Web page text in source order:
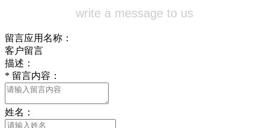
write a message to us
留言应用名称：
客户留言
描述：
* 留言内容：
姓名：